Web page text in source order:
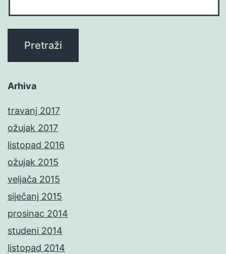
Arhiva
travanj 2017
ožujak 2017
listopad 2016
ožujak 2015
veljača 2015
siječanj 2015
prosinac 2014
studeni 2014
listopad 2014